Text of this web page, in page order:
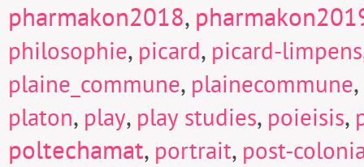
pharmakon2018,
philosophie, picard, picard-limpens
plaine_commune, plainecommune,
platon, play, play studies, poieisis,
poltechamat, portrait, post-